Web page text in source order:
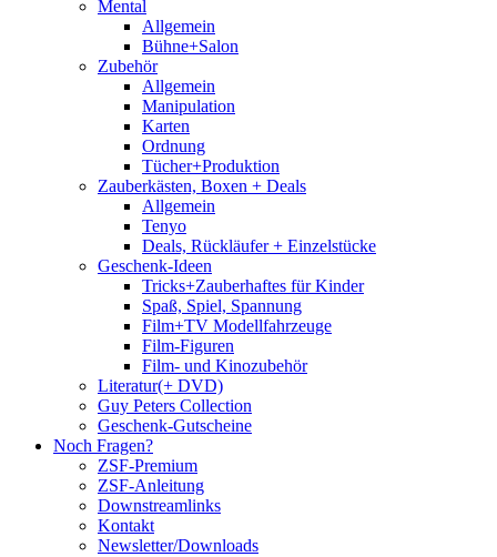
Mental
Allgemein
Bühne+Salon
Zubehör
Allgemein
Manipulation
Karten
Ordnung
Tücher+Produktion
Zauberkästen, Boxen + Deals
Allgemein
Tenyo
Deals, Rückläufer + Einzelstücke
Geschenk-Ideen
Tricks+Zauberhaftes für Kinder
Spaß, Spiel, Spannung
Film+TV Modellfahrzeuge
Film-Figuren
Film- und Kinozubehör
Literatur(+ DVD)
Guy Peters Collection
Geschenk-Gutscheine
Noch Fragen?
ZSF-Premium
ZSF-Anleitung
Downstreamlinks
Kontakt
Newsletter/Downloads